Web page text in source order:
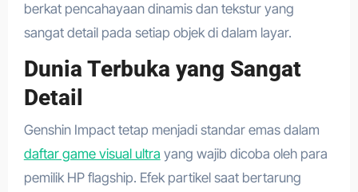
berkat pencahayaan dinamis dan tekstur yang
sangat detail pada setiap objek di dalam layar.
Dunia Terbuka yang Sangat
Detail
Genshin Impact tetap menjadi standar emas dalam
daftar game visual ultra yang wajib dicoba oleh para
pemilik HP flagship. Efek partikel saat bertarung